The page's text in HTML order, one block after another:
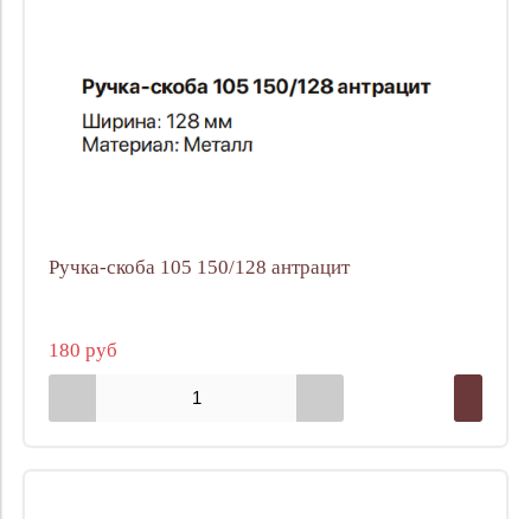
Ручка-скоба 105 150/128 антрацит
180 руб